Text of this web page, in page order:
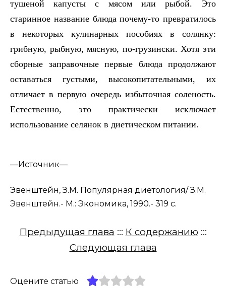
тушеной капусты с мясом или рыбой. Это
старинное название блюда почему-то превратилось
в некоторых кулинарных пособиях в солянку:
грибную, рыбную, мясную, по-грузински. Хотя эти
сборные заправочные первые блюда продолжают
оставаться густыми, высокопитательными, их
отличает в первую очередь избыточная соленость.
Естественно, это практически исключает
использование селянок в диетическом питании.
—Источник—
Эвенштейн, З.М. Популярная диетология/ З.М.
Эвенштейн.- М.: Экономика, 1990.- 319 с.
Предыдущая глава ::: К содержанию :::
Следующая глава
Оцените статью